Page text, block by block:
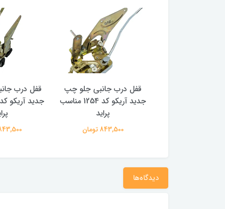
قفل درب جانبی جلو چپ
جدید آریکو کد 1254 مناسب
پراید
843,500 تومان
قفل درب
843,500
دیدگاه‌ها